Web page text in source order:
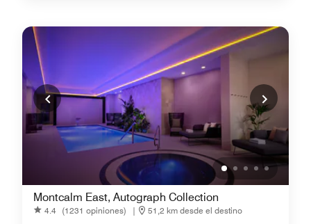
Montcalm East, Autograph Collection
4.4 (1231 opiniones) |
51,2 km desde el destino